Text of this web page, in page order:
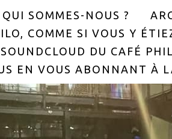
QUI SOMMES-NOUS ?
COMME SI VOUS Y
DU CAFÉ
EN VOUS ABONNANT À